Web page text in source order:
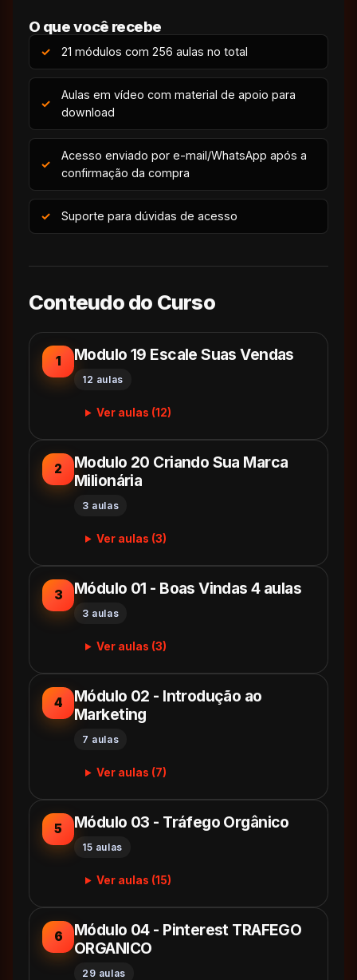
O que você recebe
21 módulos com 256 aulas no total
Aulas em vídeo com material de apoio para
download
Acesso enviado por e-mail/WhatsApp após a
confirmação da compra
Suporte para dúvidas de acesso
Conteudo do Curso
1 Modulo 19 Escale Suas Vendas
12 aulas
Ver aulas (12)
2
Modulo 20 Criando Sua Marca
Milionária
3 aulas
Ver aulas (3)
3 Módulo 01 - Boas Vindas 4 aulas
3 aulas
Ver aulas (3)
4
Módulo 02 - Introdução ao
Marketing
7 aulas
Ver aulas (7)
5 Módulo 03 - Tráfego Orgânico
15 aulas
Ver aulas (15)
6
Módulo 04 - Pinterest TRAFEGO
ORGANICO
29 aulas